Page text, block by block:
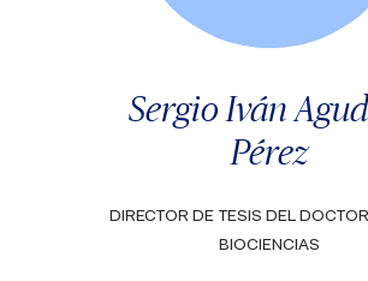
Sergio Iván
Pérez
DIRECTOR DE TESIS DEL
BIOCIENCIAS